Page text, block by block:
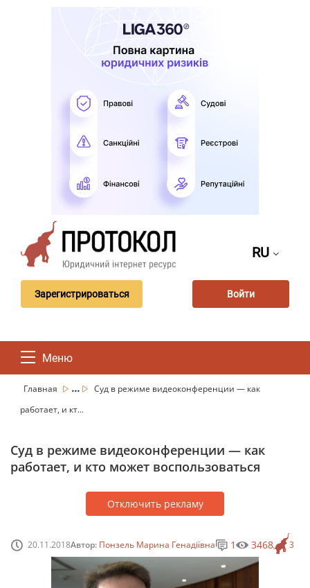
RU
Зарегистрироваться Войти
Меню
Главная ...
Суд в режиме видеоконференции — как
работает, и кт...
Суд в режиме видеоконференции — как
работает, и кто может воспользоваться
Отключить рекламу
20.11.2018Автор: Понзель Марина Генадіївна 3
1 3468